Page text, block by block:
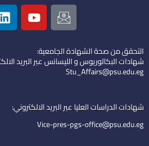
I
c
o
n
-
e
i
l
Y
o
u
u
b
i
التحقق من صحة الشهادة الجامعية:
شهادات البكالوريوس و الليسانس عبر البريد
Stu_Affairs@psu.edu.eg
شهادات الدراسات العليا عبر البريد الالكتروني:
Vice-pres-pgs-office@psu.edu.eg